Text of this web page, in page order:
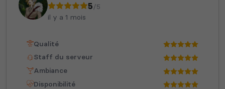
5/5
il y a 1 mois
Qualité
Staff du serveur
Ambiance
Disponibilité